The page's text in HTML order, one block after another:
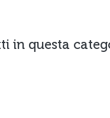
in questa